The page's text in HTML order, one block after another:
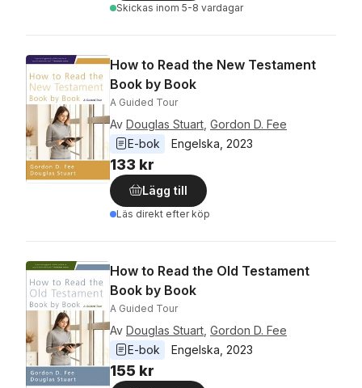
Skickas inom 5-8 vardagar
How to Read the New Testament
Book by Book
A Guided Tour
Av Douglas Stuart Gordon D. Fee
E-bok
Engelska 2023
133 kr
Lägg till
Läs direkt efter köp
How to Read the Old Testament
Book by Book
A Guided Tour
Av Douglas Stuart Gordon D. Fee
E-bok
Engelska 2023
155 kr